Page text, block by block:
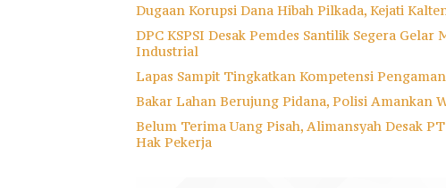
Dugaan Korupsi Dana Hibah Pilkada, Kejati
DPC KSPSI Desak Pemdes Santilik Segera
Industrial
Lapas Sampit Tingkatkan Kompetensi
Bakar Lahan Berujung Pidana, Polisi Amankan
Belum Terima Uang Pisah, Alimansyah Desak
Hak Pekerja